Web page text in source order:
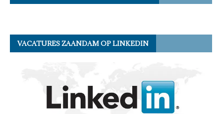
VACATURES ZAANDAM OP LINKEDIN